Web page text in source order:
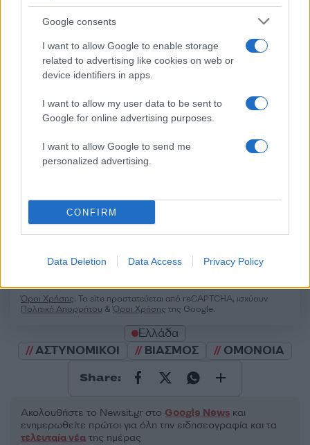
Google consents
I want to allow Google to enable storage
related to advertising like cookies on web or
device identifiers in apps.
I want to allow my user data to be sent to
Google for online advertising purposes.
I want to allow Google to send me
personalized advertising.
CONFIRM
Data Deletion Data Access Privacy Policy
Σχόλια
Σχολίασε εδώ
Υποβολή σχολίου
Όροι Χρήσης. Το site προστατεύεται από reCAPTCHA, ισχύουν
Πολιτική Απορρήτου &Όροι Χρήσης της Google.
Ελλάδα
ΑΣΤΥΝΟΜΙΚΟΙ
ΒΙΑΣΜΟΣ ΟΜΟΝΟΙΑ
Share:
Ακολουθήστε το Νewsit.gr στο Google News και
ενημερωθείτε πρώτοι για όλη την ειδησεογραφία και τα
τελευταία νέα της ημέρας